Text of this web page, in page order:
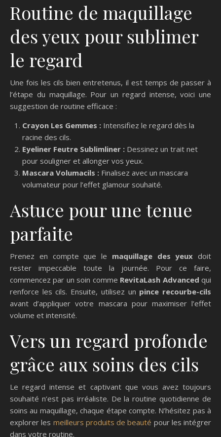
Routine de maquillage
des yeux pour sublimer
le regard
Une fois les cils bien entretenus, il est temps de passer à
l’étape du maquillage. Pour un regard intense, voici une
suggestion de routine efficace :
Crayon Les Gemmes : Intensifiez le regard dès la
racine des cils.
Eyeliner Feutre Sublimliner : Dessinez un trait net
pour souligner et allonger vos yeux.
Mascara Volumacils : Finalisez avec un mascara
volumateur pour l’effet glamour souhaité.
Astuce pour une tenue
parfaite
Prenez en compte que le maquillage des yeux doit
rester impeccable toute la journée. Pour ce faire,
commencez par un soin comme RevitaLash Advanced qui
renforce les cils. Ensuite, utilisez un pince recourbe-cils
avant d’appliquer votre mascara pour maximiser l’effet
volume et intensité.
Vers un regard profonde
grâce aux soins des cils
Le regard intense et captivant que vous avez toujours
souhaité n’est pas irréaliste. De la routine quotidienne de
soins au maquillage, chaque étape compte. N’hésitez pas à
explorer les meilleurs produits de beauté pour les intégrer
dans votre routine.